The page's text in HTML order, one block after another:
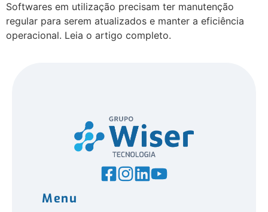
Softwares em utilização precisam ter manutenção
regular para serem atualizados e manter a eficiência
operacional. Leia o artigo completo.
Menu